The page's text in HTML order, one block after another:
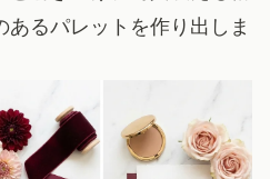
あるパレットを作り出しま